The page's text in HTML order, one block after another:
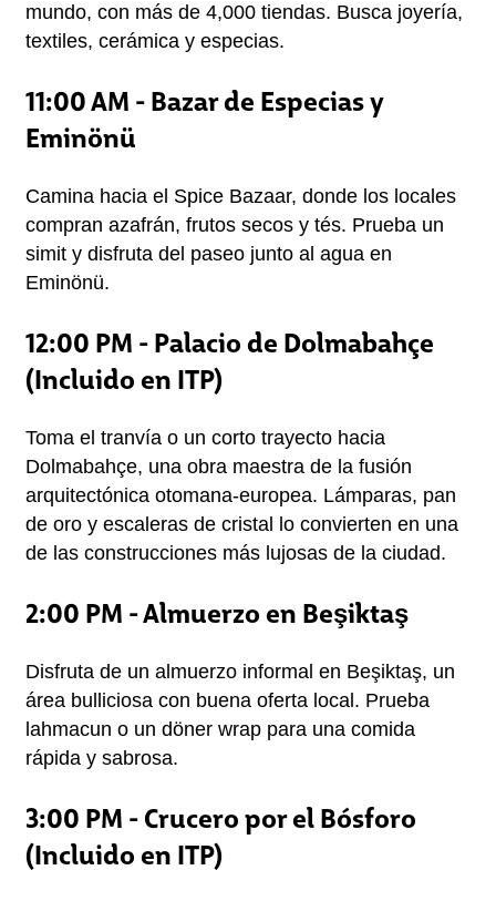
mundo, con más de 4,000 tiendas. Busca joyería,
textiles, cerámica y especias.
11:00 AM - Bazar de Especias y
Eminönü
Camina hacia el Spice Bazaar, donde los locales
compran azafrán, frutos secos y tés. Prueba un
simit y disfruta del paseo junto al agua en
Eminönü.
12:00 PM - Palacio de Dolmabahçe
(Incluido en ITP)
Toma el tranvía o un corto trayecto hacia
Dolmabahçe, una obra maestra de la fusión
arquitectónica otomana-europea. Lámparas, pan
de oro y escaleras de cristal lo convierten en una
de las construcciones más lujosas de la ciudad.
2:00 PM - Almuerzo en Beşiktaş
Disfruta de un almuerzo informal en Beşiktaş, un
área bulliciosa con buena oferta local. Prueba
lahmacun o un döner wrap para una comida
rápida y sabrosa.
3:00 PM - Crucero por el Bósforo
(Incluido en ITP)